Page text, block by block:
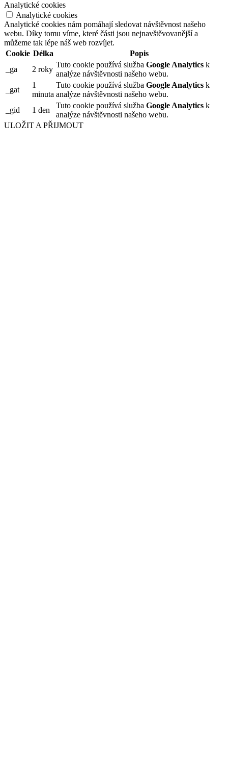
Analytické cookies
Analytické cookies
Analytické cookies nám pomáhají sledovat návštěvnost našeho
webu. Díky tomu víme, které části jsou nejnavštěvovanější a
můžeme tak lépe náš web rozvíjet.
Cookie Délka
Popis
_ga
2 roky
Tuto cookie používá služba Google Analytics k
analýze návštěvnosti našeho webu.
_gat
1
minuta
Tuto cookie používá služba Google Analytics k
analýze návštěvnosti našeho webu.
_gid
1 den
Tuto cookie používá služba Google Analytics k
analýze návštěvnosti našeho webu.
ULOŽIT A PŘIJMOUT